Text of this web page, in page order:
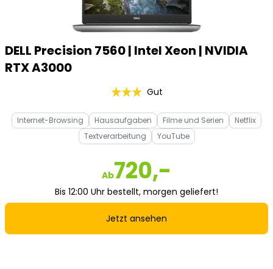
DELL Precision 7560 | Intel Xeon | NVIDIA
RTX A3000
Gut
Internet-Browsing Hausaufgaben Filme und Serien
Netflix
Textverarbeitung
YouTube
Ab720,-
Bis 12:00 Uhr bestellt, morgen geliefert!
Jetzt ansehen